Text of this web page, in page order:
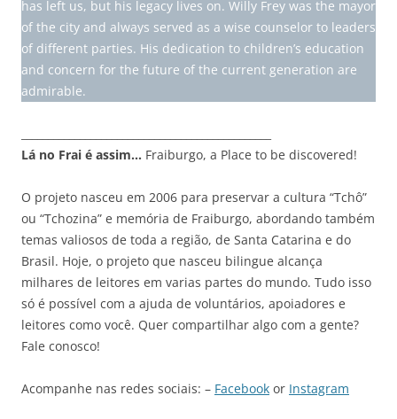
has left us, but his legacy lives on. Willy Frey was the mayor
of the city and always served as a wise counselor to leaders
of different parties. His dedication to children’s education
and concern for the future of the current generation are
admirable.
Lá no Frai é assim… Fraiburgo, a Place to be discovered!
O projeto nasceu em 2006 para preservar a cultura “Tchô”
ou “Tchozina” e memória de Fraiburgo, abordando também
temas valiosos de toda a região, de Santa Catarina e do
Brasil. Hoje, o projeto que nasceu bilingue alcança
milhares de leitores em varias partes do mundo. Tudo isso
só é possível com a ajuda de voluntários, apoiadores e
leitores como você. Quer compartilhar algo com a gente?
Fale conosco!
Acompanhe nas redes sociais: – Facebook or Instagram